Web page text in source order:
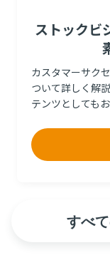
ストックビ
カスタマーサク
ついて詳しく解
テンツとしても
すべ